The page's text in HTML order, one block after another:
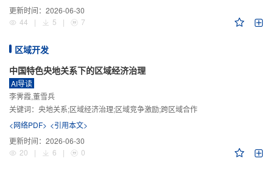
更新时间： 2026-06-30
44
| 5 | 7
区域开发
中国特色央地关系下的区域经济治理
AI导读
李霁霞,董雪兵
关键词： 央地关系;区域经济治理;区域竞争激励;跨区域合作
<网络PDF> <引用本文>
更新时间： 2026-06-30
20
| 6 | 0